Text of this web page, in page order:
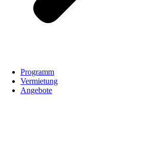
Programm
Vermietung
Angebote